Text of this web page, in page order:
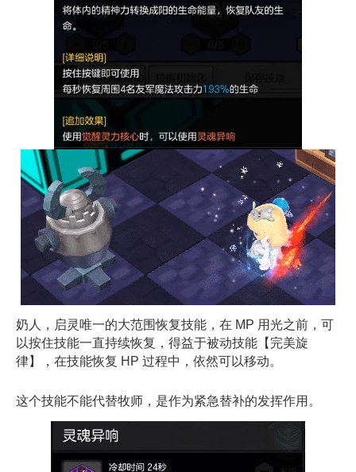
奶人，启灵唯一的大范围恢复技能，在 MP 用光之前，可
以按住技能一直持续恢复，得益于被动技能【完美旋
律】，在技能恢复 HP 过程中，依然可以移动。
这个技能不能代替牧师，是作为紧急替补的发挥作用。